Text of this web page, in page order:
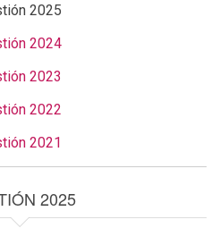
2025
2024
2023
2022
2021
2025